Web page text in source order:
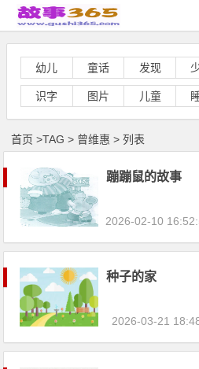
幼儿 童话 发现
识字 图片 儿童
首页 >TAG > 曾维惠 > 列表
蹦蹦鼠的故事
2026-02-10
种子的家
2026-03-21